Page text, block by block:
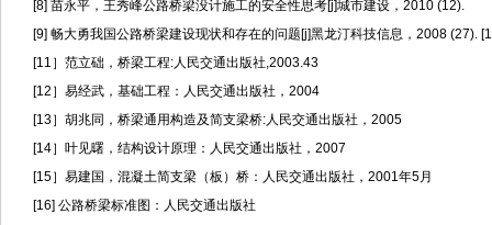
[8] 苗永平，王秀峰公路桥梁没计施工的安全性思考[j]城市建设，2010 (12).
[9] 畅大勇我国公路桥梁建设现状和存在的问题[j]黑龙汀科技信息，2008 (27).
[11］范立础，桥梁工程:人民交通出版社,2003.43
[12］易经武，基础工程：人民交通出版社，2004
[13］胡兆同，桥梁通用构造及简支梁桥:人民交通出版社，2005
[14］叶见曙，结构设计原理：人民交通出版社，2007
[15］易建国，混凝土简支梁（板）桥：人民交通出版社，2001年5月
[16] 公路桥梁标准图：人民交通出版社